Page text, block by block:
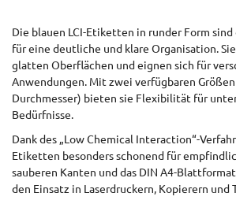
Die blauen LCI-Etiketten in runder Form
für eine deutliche und klare Organisation.
glatten Oberflächen und eignen sich für
Anwendungen. Mit zwei verfügbaren
Durchmesser) bieten sie Flexibilität für
Bedürfnisse.
Dank des „Low Chemical Interaction“-
Etiketten besonders schonend für
sauberen Kanten und das DIN A4-
den Einsatz in Laserdruckern, Kopierern